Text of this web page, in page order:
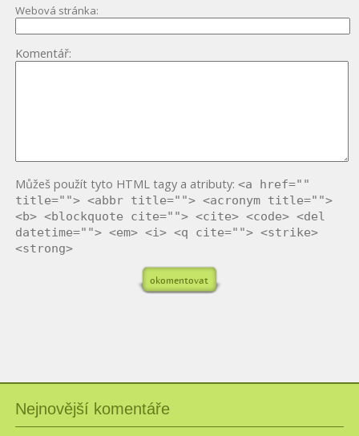
Webová stránka
Komentář
Můžeš použít tyto HTML tagy a atributy: <a href=""
title=""> <abbr title=""> <acronym title="">
<b> <blockquote cite=""> <cite> <code> <del
datetime=""> <em> <i> <q cite=""> <strike>
<strong>
Nejnovější komentáře